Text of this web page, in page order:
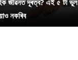
নকৰিব